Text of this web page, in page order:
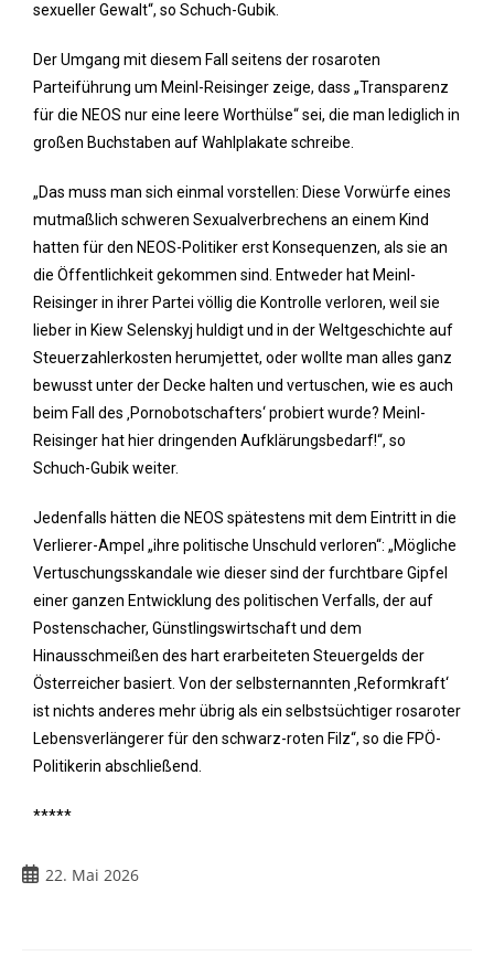
sexueller Gewalt“, so Schuch-Gubik.
Der Umgang mit diesem Fall seitens der rosaroten
Parteiführung um Meinl-Reisinger zeige, dass „Transparenz
für die NEOS nur eine leere Worthülse“ sei, die man lediglich in
großen Buchstaben auf Wahlplakate schreibe.
„Das muss man sich einmal vorstellen: Diese Vorwürfe eines
mutmaßlich schweren Sexualverbrechens an einem Kind
hatten für den NEOS-Politiker erst Konsequenzen, als sie an
die Öffentlichkeit gekommen sind. Entweder hat Meinl-
Reisinger in ihrer Partei völlig die Kontrolle verloren, weil sie
lieber in Kiew Selenskyj huldigt und in der Weltgeschichte auf
Steuerzahlerkosten herumjettet, oder wollte man alles ganz
bewusst unter der Decke halten und vertuschen, wie es auch
beim Fall des ‚Pornobotschafters‘ probiert wurde? Meinl-
Reisinger hat hier dringenden Aufklärungsbedarf!“, so
Schuch-Gubik weiter.
Jedenfalls hätten die NEOS spätestens mit dem Eintritt in die
Verlierer-Ampel „ihre politische Unschuld verloren“: „Mögliche
Vertuschungsskandale wie dieser sind der furchtbare Gipfel
einer ganzen Entwicklung des politischen Verfalls, der auf
Postenschacher, Günstlingswirtschaft und dem
Hinausschmeißen des hart erarbeiteten Steuergelds der
Österreicher basiert. Von der selbsternannten ‚Reformkraft‘
ist nichts anderes mehr übrig als ein selbstsüchtiger rosaroter
Lebensverlängerer für den schwarz-roten Filz“, so die FPÖ-
Politikerin abschließend.
*****
22. Mai 2026